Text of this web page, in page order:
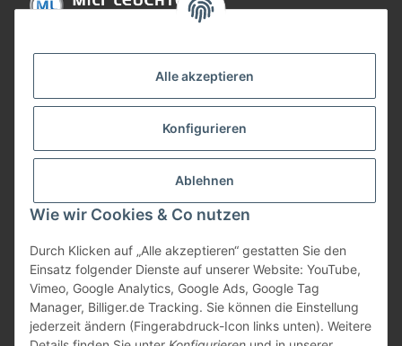
Alle akzeptieren
Konfigurieren
Ablehnen
Wie wir Cookies & Co nutzen
Durch Klicken auf „Alle akzeptieren“ gestatten Sie den
Einsatz folgender Dienste auf unserer Website: YouTube,
Vimeo, Google Analytics, Google Ads, Google Tag
Manager, Billiger.de Tracking. Sie können die Einstellung
jederzeit ändern (Fingerabdruck-Icon links unten). Weitere
Gesetzliche Informationen
Bezahlung
Vertrag widerrufen